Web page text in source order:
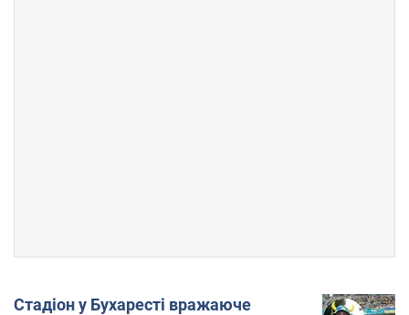
Стадіон у Бухаресті вражаюче